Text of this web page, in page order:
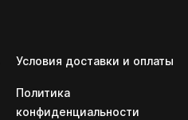
Условия доставки и оплаты
Политика
конфиденциальности